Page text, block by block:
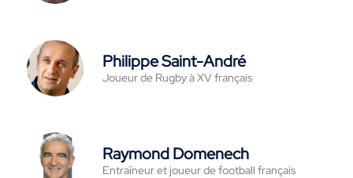
Philippe Saint-André
Joueur de Rugby à XV français
Raymond Domenech
Entraîneur et joueur de football français